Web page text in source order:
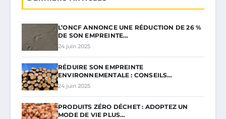
L’ONCF ANNONCE UNE RÉDUCTION DE 26 %
DE SON EMPREINTE…
24 juin 2025
RÉDUIRE SON EMPREINTE
ENVIRONNEMENTALE : CONSEILS…
24 juin 2025
PRODUITS ZÉRO DÉCHET : ADOPTEZ UN
MODE DE VIE PLUS…